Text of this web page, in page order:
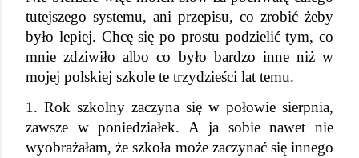
tutejszego systemu, ani przepisu, co zrobić żeby
było lepiej. Chcę się po prostu podzielić tym, co
mnie zdziwiło albo co było bardzo inne niż w
mojej polskiej szkole te trzydzieści lat temu.
1. Rok szkolny zaczyna się w połowie sierpnia,
zawsze w poniedziałek. A ja sobie nawet nie
wyobrażałam, że szkoła może zaczynać się innego